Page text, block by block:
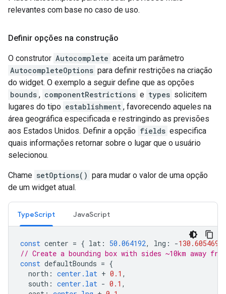
relevantes com base no caso de uso.
Definir opções na construção
O construtor Autocomplete aceita um parâmetro
AutocompleteOptions para definir restrições na criação
do widget. O exemplo a seguir define que as opções
bounds , componentRestrictions e types solicitem
lugares do tipo establishment , favorecendo aqueles na
área geográfica especificada e restringindo as previsões
aos Estados Unidos. Definir a opção fields especifica
quais informações retornar sobre o lugar que o usuário
selecionou.
Chame setOptions() para mudar o valor de uma opção
de um widget atual.
TypeScript JavaScript
const center = { lat : 50.064192, lng : -130.605469
// Create a bounding box with sides ~10km away
const defaultBounds = {
north : center.lat + 0.1 ,
south : center.lat - 0.1 ,